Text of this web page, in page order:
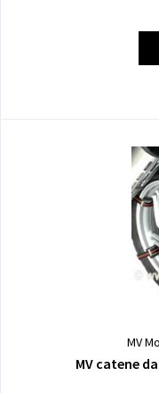
MV
MV catene